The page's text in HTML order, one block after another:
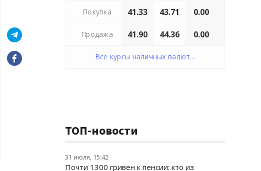
Покупка 41.33 43.71 0.00
Продажа 41.90 44.36 0.00
Все курсы наличных валют...
ТОП-новости
31 июля, 15:42
Почти 1300 гривен к пенсии: кто из